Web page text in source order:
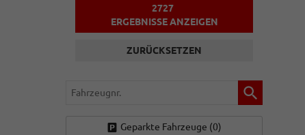
2727
ERGEBNISSE ANZEIGEN
ZURÜCKSETZEN
Fahrzeugnr.
Geparkte Fahrzeuge (0)